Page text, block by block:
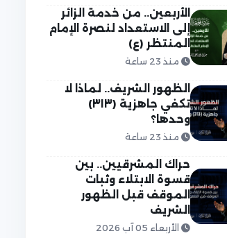
الأربعين.. من خدمة الزائر
إلى الاستعداد لنصرة الإمام
المنتظر (ع)
منذ 23 ساعة
الظهور الشريف.. لماذا لا
تكفي جاهزية (٣١٣)
وحدها؟
منذ 23 ساعة
حراك المشرقيين.. بين
قسوة الابتلاء وثبات
الموقف قبل الظهور
الشريف
الأربعاء 05 آب 2026